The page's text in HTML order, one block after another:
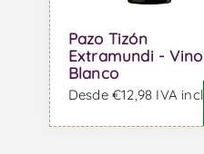
Pazo Tizón
Extramundi - Vino
Blanco
Desde €12,98 IVA incl.